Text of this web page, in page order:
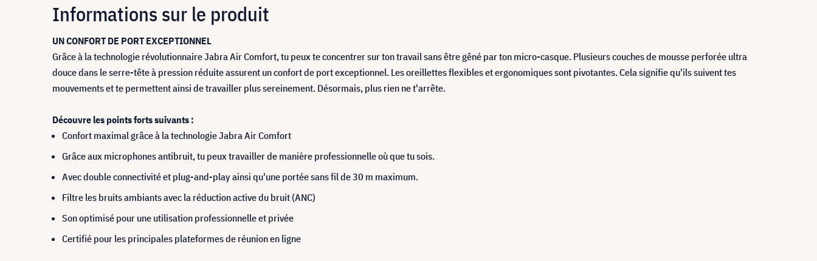
Informations sur le produit
UN CONFORT DE PORT EXCEPTIONNEL
Grâce à la technologie révolutionnaire Jabra Air Comfort, tu peux te concentrer sur ton travail sans être gêné par ton micro-casque. Plusieurs couches de mousse perforée ultra
douce dans le serre-tête à pression réduite assurent un confort de port exceptionnel. Les oreillettes flexibles et ergonomiques sont pivotantes. Cela signifie qu'ils suivent tes
mouvements et te permettent ainsi de travailler plus sereinement. Désormais, plus rien ne t'arrête.
Découvre les points forts suivants :
Confort maximal grâce à la technologie Jabra Air Comfort
Grâce aux microphones antibruit, tu peux travailler de manière professionnelle où que tu sois.
Avec double connectivité et plug-and-play ainsi qu'une portée sans fil de 30 m maximum.
Filtre les bruits ambiants avec la réduction active du bruit (ANC)
Son optimisé pour une utilisation professionnelle et privée
Certifié pour les principales plateformes de réunion en ligne